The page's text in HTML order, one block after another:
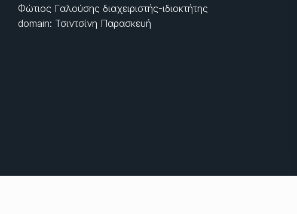
Φώτιος Γαλούσης διαχειριστής-ιδιοκτήτης
domain: Τσιντσίνη Παρασκευή